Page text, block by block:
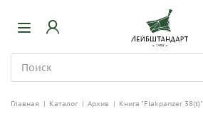
Главная | Каталог | Архив | Книга "Flakpanzer 38(t)"